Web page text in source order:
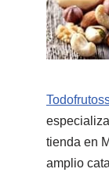
tienda en
amplio